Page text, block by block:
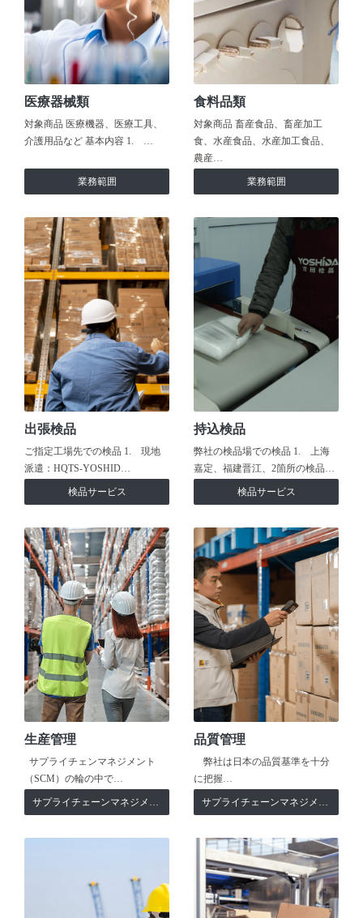
医療器械類
対象商品 医療機器、医療工具、
介護用品など 基本内容 1. …
業務範囲
食料品類
対象商品 畜産食品、畜産加工
食、水産食品、水産加工食品、
農産…
業務範囲
出張検品
ご指定工場先での検品 1. 現地
派遣：HQTS-YOSHID…
検品サービス
持込検品
弊社の検品場での検品 1. 上海
嘉定、福建晋江、2箇所の検品…
検品サービス
生産管理
サプライチェンマネジメント
（SCM）の輪の中で…
サプライチェーンマネジメント
品質管理
弊社は日本の品質基準を十分
に把握…
サプライチェーンマネジメント